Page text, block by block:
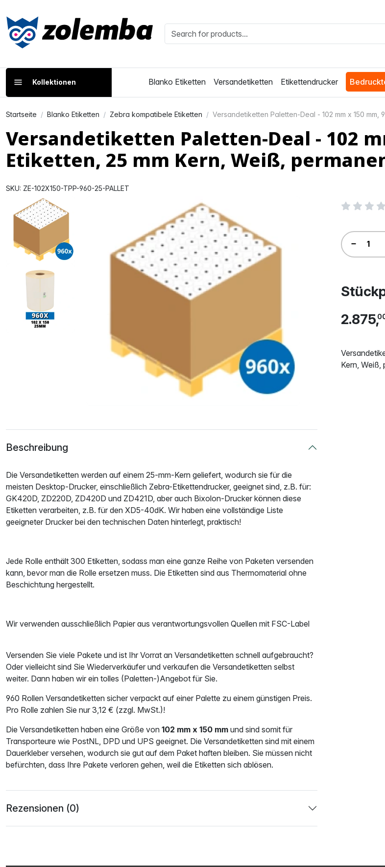
Kollektionen Blanko Etiketten Versandetiketten Etikettendrucker
Startseite Blanko Etiketten Zebra kompatibele Etiketten Versandetiketten Paletten-Deal - 102 mm x 150 mm,
Versandetiketten Paletten-Deal - 102
Etiketten, 25 mm Kern, Weiß,
SKU: ZE-102X150-TPP-960-25-PALLET
2.875,
Kern, Weiß,
Beschreibung
Die Versandetiketten werden auf einem 25-mm-Kern geliefert, wodurch sie für die
meisten Desktop-Drucker, einschließlich Zebra-Etikettendrucker, geeignet sind, z.B. für:
GK420D, ZD220D, ZD420D und ZD421D, aber auch Bixolon-Drucker können diese
Etiketten verarbeiten, z.B. für den XD5-40dK. Wir haben eine vollständige Liste
geeigneter Drucker bei den technischen Daten hinterlegt, praktisch!
Jede Rolle enthält 300 Etiketten, sodass man eine ganze Reihe von Paketen versenden
kann, bevor man die Rolle ersetzen muss. Die Etiketten sind aus Thermomaterial ohne
Beschichtung hergestellt.
Wir verwenden ausschließlich Papier aus verantwortungsvollen Quellen mit FSC-Label
Versenden Sie viele Pakete und ist Ihr Vorrat an Versandetiketten schnell aufgebraucht?
Oder vielleicht sind Sie Wiederverkäufer und verkaufen die Versandetiketten selbst
weiter. Dann haben wir ein tolles (Paletten-)Angebot für Sie.
960 Rollen Versandetiketten sicher verpackt auf einer Palette zu einem günstigen Preis.
Pro Rolle zahlen Sie nur 3,12 € (zzgl. MwSt.)!
Die Versandetiketten haben eine Größe von 102 mm x 150 mm und sind somit für
Transporteure wie PostNL, DPD und UPS geeignet. Die Versandetiketten sind mit einem
Dauerkleber versehen, wodurch sie gut auf dem Paket haften bleiben. Sie müssen nicht
befürchten, dass Ihre Pakete verloren gehen, weil die Etiketten sich ablösen.
Rezensionen (0)